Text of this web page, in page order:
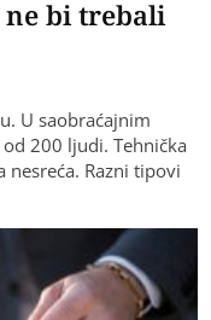
ne bi trebali
U saobraćajnim
200 ljudi. Tehnička
nesreća. Razni tipovi